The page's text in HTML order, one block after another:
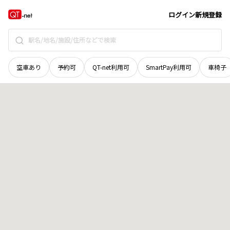
ログイン新規登録
空車あり 予約可 QT-net利用可 SmartPay利用可 車椅子
島根県